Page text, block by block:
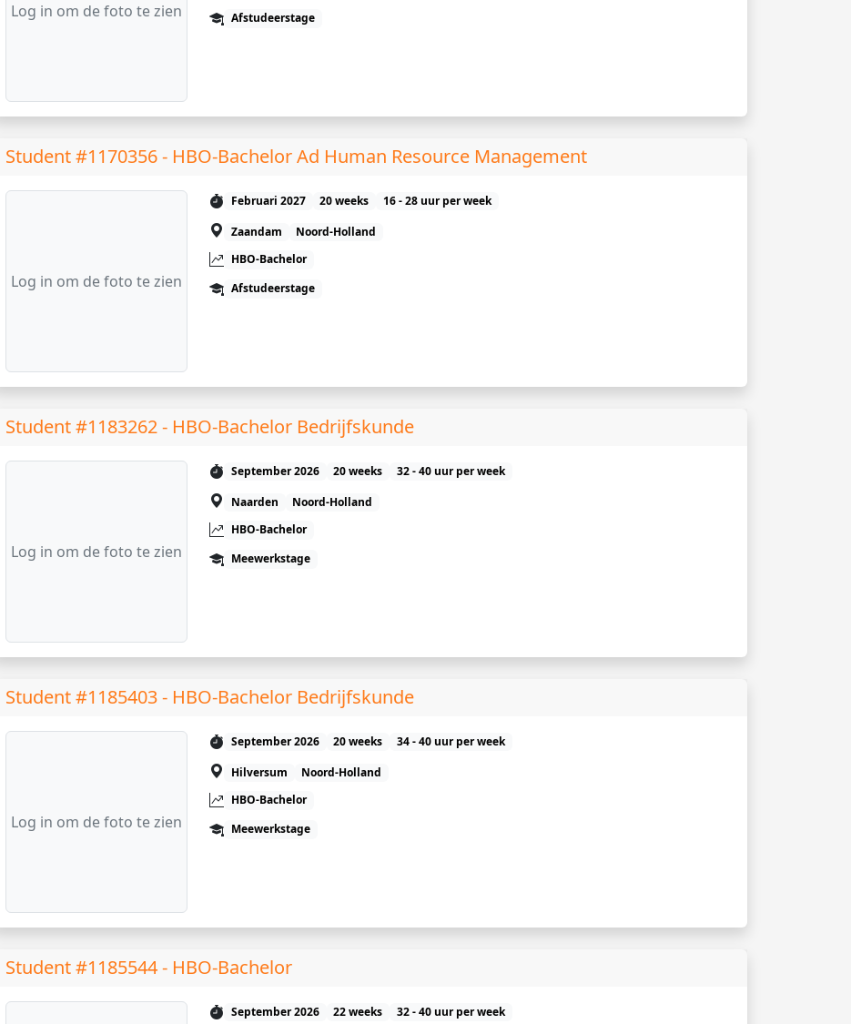
Log in om de foto te zien
Afstudeerstage
Student #1170356 - HBO-Bachelor Ad Human Resource Management
Log in om de foto te zien
Februari 2027 20 weeks
16 - 28 uur per week
Zaandam
Noord-Holland
HBO-Bachelor
Afstudeerstage
Student #1183262 - HBO-Bachelor Bedrijfskunde
Log in om de foto te zien
September 2026 20 weeks
32 - 40 uur per week
Naarden
Noord-Holland
HBO-Bachelor
Meewerkstage
Student #1185403 - HBO-Bachelor Bedrijfskunde
Log in om de foto te zien
September 2026 20 weeks
34 - 40 uur per week
Hilversum
Noord-Holland
HBO-Bachelor
Meewerkstage
Student #1185544 - HBO-Bachelor
September 2026 22 weeks
32 - 40 uur per week